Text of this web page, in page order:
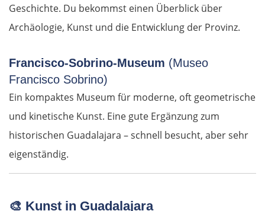
Geschichte. Du bekommst einen Überblick über
Archäologie, Kunst und die Entwicklung der Provinz.
Francisco-Sobrino-Museum (Museo
Francisco Sobrino)
Ein kompaktes Museum für moderne, oft geometrische
und kinetische Kunst. Eine gute Ergänzung zum
historischen Guadalajara – schnell besucht, aber sehr
eigenständig.
🎨 Kunst in Guadalajara
Sächsische Schweiz
Mělník
Prag